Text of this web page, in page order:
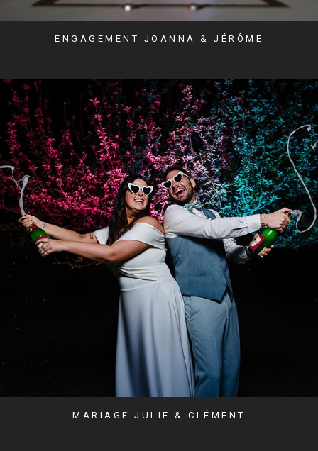
ENGAGEMENT JOANNA & JÉRÔME
MARIAGE JULIE & CLÉMENT